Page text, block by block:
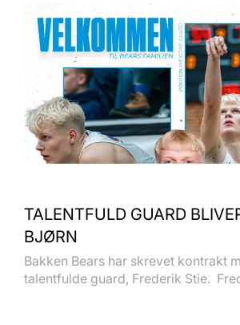
TALENTFULD GUARD
BJØRN
Bakken Bears har skrevet kontrakt
talentfulde guard, Frederik Stie.